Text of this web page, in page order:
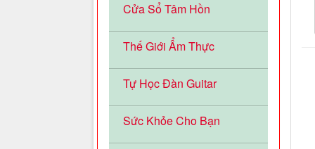
Cửa Sổ Tâm Hồn
Thế Giới Ẩm Thực
Tự Học Đàn Guitar
Sức Khỏe Cho Bạn